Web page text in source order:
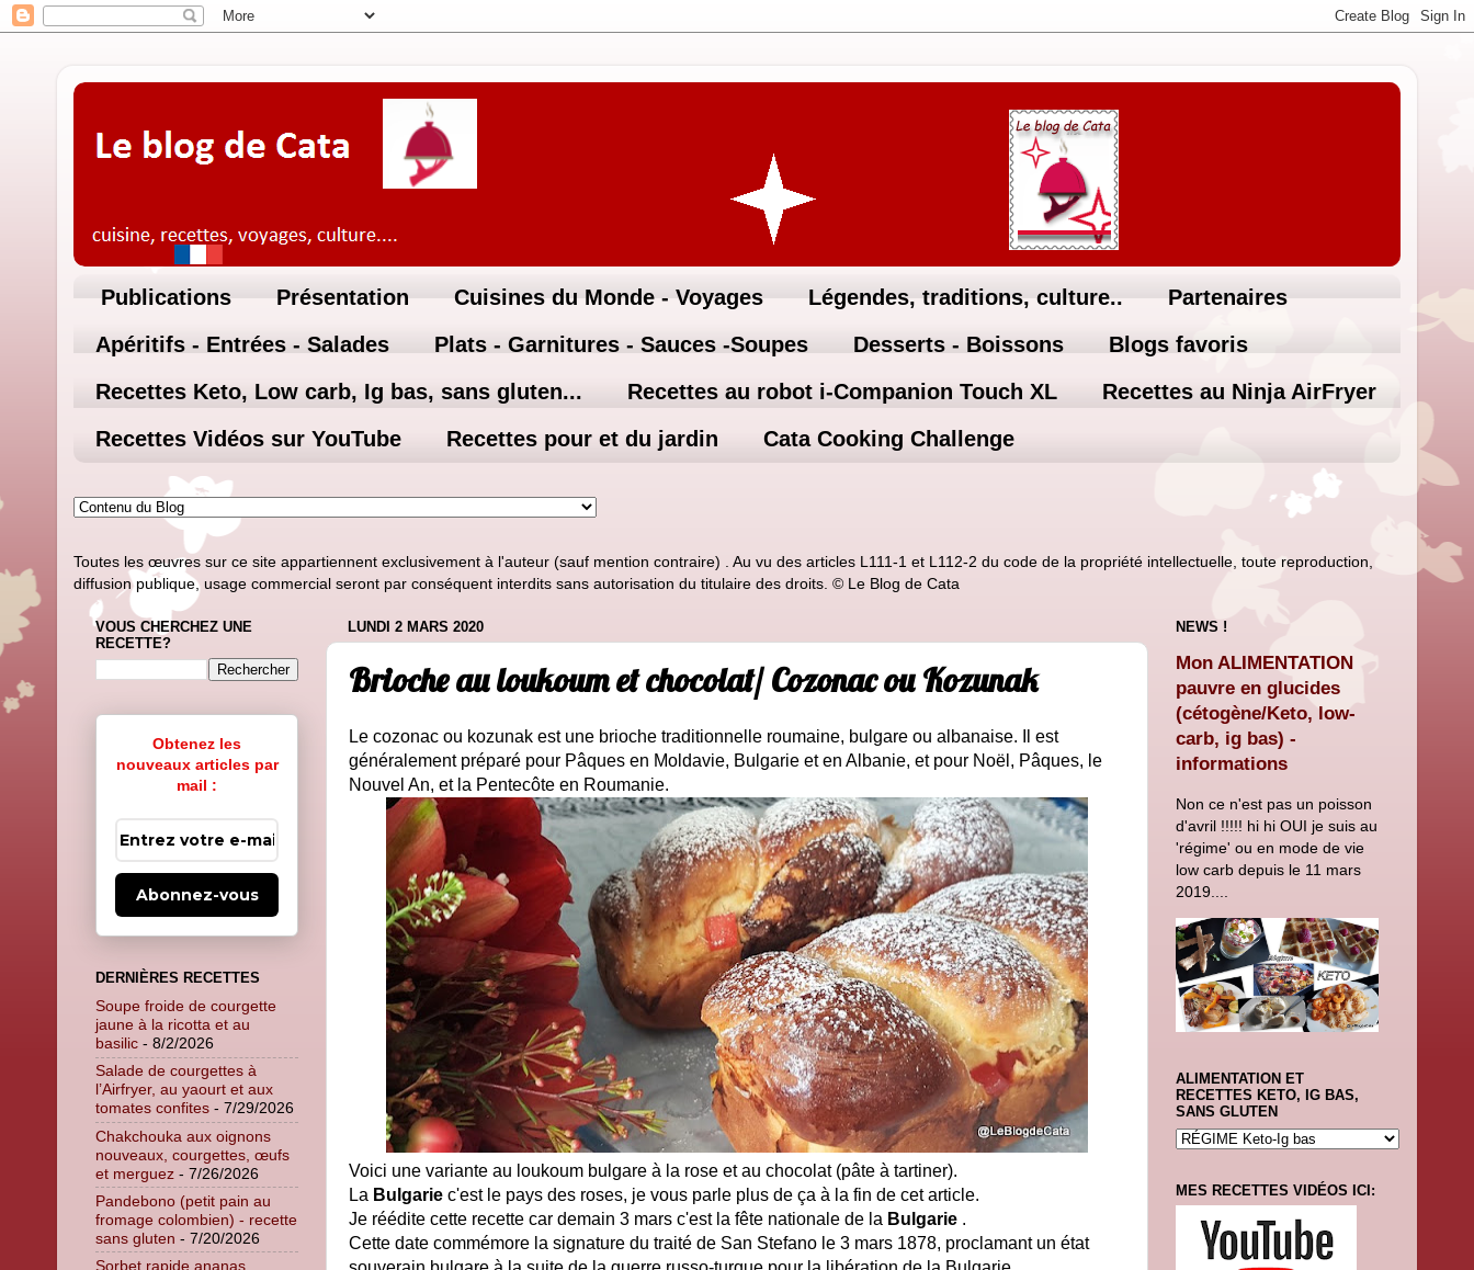
Publications Présentation Cuisines du Monde - Voyages Légendes, traditions, culture..
Partenaires
Apéritifs - Entrées - Salades
Plats - Garnitures - Sauces -Soupes Desserts - Boissons
Blogs favoris
Recettes Keto, Low carb, Ig bas, sans gluten...
Recettes au robot i-Companion Touch XL
Recettes au Ninja AirFryer
Recettes Vidéos sur YouTube
Recettes pour et du jardin Cata Cooking Challenge
Toutes les œuvres sur ce site appartiennent exclusivement à l'auteur (sauf mention contraire) . Au vu des articles L111-1 et L112-2 du code de la propriété intellectuelle, toute reproduction,
diffusion publique, usage commercial seront par conséquent interdits sans autorisation du titulaire des droits. © Le Blog de Cata
LUNDI 2 MARS 2020
Brioche au loukoum et chocolat/ Cozonac ou Kozunak
Le cozonac ou kozunak est une brioche traditionnelle roumaine, bulgare ou albanaise. Il est
généralement préparé pour Pâques en Moldavie, Bulgarie et en Albanie, et pour Noël, Pâques, le
Nouvel An, et la Pentecôte en Roumanie.
Voici une variante au loukoum bulgare à la rose et au chocolat (pâte à tartiner).
La Bulgarie c'est le pays des roses, je vous parle plus de ça à la fin de cet article.
Je réédite cette recette car demain 3 mars c'est la fête nationale de la Bulgarie .
Cette date commémore la signature du traité de San Stefano le 3 mars 1878, proclamant un état
VOUS CHERCHEZ UNE
RECETTE?
Obtenez les
nouveaux articles par
mail :
Abonnez-vous
DERNIÈRES RECETTES
Soupe froide de courgette
jaune à la ricotta et au
basilic - 8/2/2026
Salade de courgettes à
l’Airfryer, au yaourt et aux
tomates confites - 7/29/2026
Chakchouka aux oignons
nouveaux, courgettes, œufs
et merguez - 7/26/2026
Pandebono (petit pain au
fromage colombien) - recette
sans gluten - 7/20/2026
Sorbet rapide ananas
NEWS !
Mon ALIMENTATION
pauvre en glucides
(cétogène/Keto, low-
carb, ig bas) -
informations
Non ce n'est pas un poisson
d'avril !!!!! hi hi OUI je suis au
'régime' ou en mode de vie
low carb depuis le 11 mars
2019....
ALIMENTATION ET
RECETTES KETO, IG BAS,
SANS GLUTEN
MES RECETTES VIDÉOS ICI: